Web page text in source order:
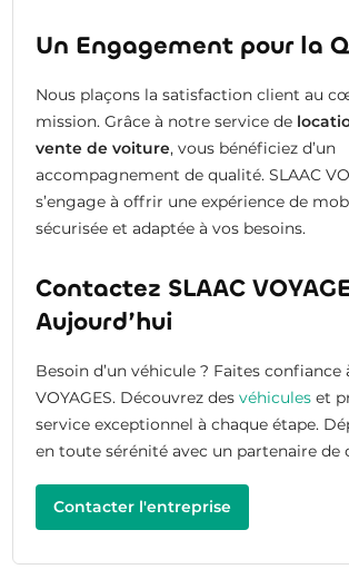
Un Engagement pour la
Nous plaçons la satisfaction client au
mission. Grâce à notre service de
vente de voiture, vous bénéficiez d’un
accompagnement de qualité. SLAAC
s’engage à offrir une expérience de
sécurisée et adaptée à vos besoins.
Contactez SLAAC
Aujourd’hui
Besoin d’un véhicule ? Faites confiance
VOYAGES. Découvrez des véhiculeset
service exceptionnel à chaque étape.
en toute sérénité avec un partenaire de
Contacter l'entreprise